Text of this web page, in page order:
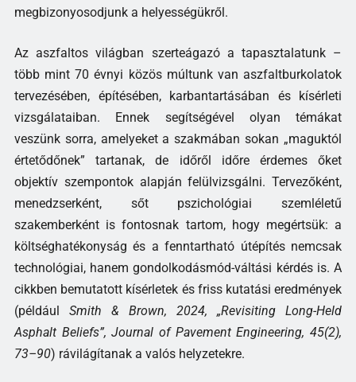
megbizonyosodjunk a helyességükről.
Az aszfaltos világban szerteágazó a tapasztalatunk –
több mint 70 évnyi közös múltunk van aszfaltburkolatok
tervezésében, építésében, karbantartásában és kísérleti
vizsgálataiban. Ennek segítségével olyan témákat
veszünk sorra, amelyeket a szakmában sokan „maguktól
értetődőnek” tartanak, de időről időre érdemes őket
objektív szempontok alapján felülvizsgálni. Tervezőként,
menedzserként, sőt pszichológiai szemléletű
szakemberként is fontosnak tartom, hogy megértsük: a
költséghatékonyság és a fenntartható útépítés nemcsak
technológiai, hanem gondolkodásmód-váltási kérdés is. A
cikkben bemutatott kísérletek és friss kutatási eredmények
(például Smith & Brown, 2024, „Revisiting Long-Held
Asphalt Beliefs”, Journal of Pavement Engineering, 45(2),
73–90) rávilágítanak a valós helyzetekre.